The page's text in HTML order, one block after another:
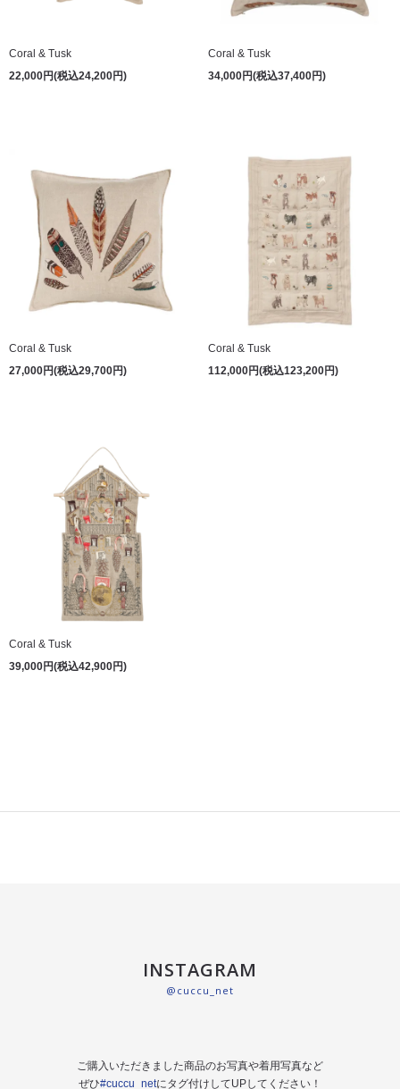
Coral & Tusk
22,000円(税込24,200円)
Coral & Tusk
34,000円(税込37,400円)
Coral & Tusk
27,000円(税込29,700円)
Coral & Tusk
112,000円(税込123,200円)
Coral & Tusk
39,000円(税込42,900円)
INSTAGRAM
@cuccu_net
ご購入いただきました商品のお写真や着用写真など
ぜひ#cuccu_netにタグ付けしてUPしてください！